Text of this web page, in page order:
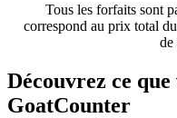
Tous les forfaits sont
correspond au prix total
de
Découvrez ce
GoatCounter